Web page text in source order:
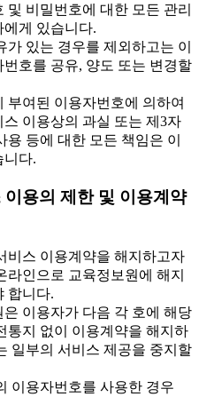
비밀번호에 대한 모든 관리
게 있습니다.
있는 경우를 제외하고는 이
번호를 공유, 양도 또는 변경할
여된 이용자번호에 의하여
스 이용상의 과실 또는 제3자
용 등에 대한 모든 책임은 이
니다.
이용의 제한 및 이용계약
스 이용계약을 해지하고자
라인으로 교육정보원에 해지
합니다.
이용자가 다음 각 호에 해당
통지 없이 이용계약을 해지하
일부의 서비스 제공을 중지할
이용자번호를 사용한 경우